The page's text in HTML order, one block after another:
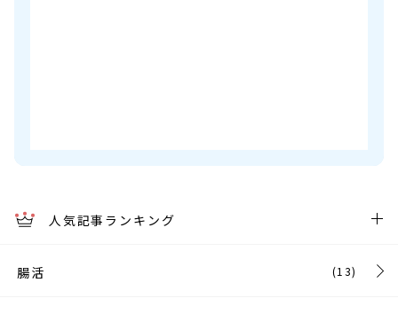
人気記事ランキング
腸活 (13)